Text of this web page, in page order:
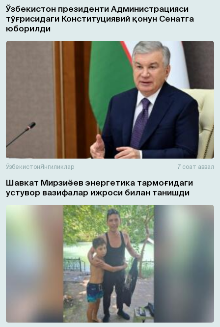
Ўзбекистон президенти Администрацияси
тўғрисидаги Конституциявий қонун Сенатга
юборилди
ЎзбекистонЯнгиликлар 7 соат аввал
Шавкат Мирзиёев энергетика тармоғидаги
устувор вазифалар ижроси билан танишди